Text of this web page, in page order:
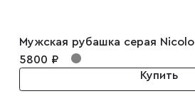
Мужская рубашка серая Nicolo
5800 ₽
Купить